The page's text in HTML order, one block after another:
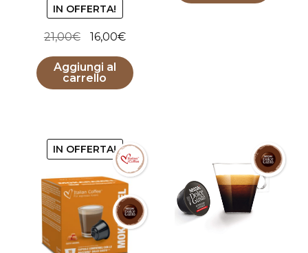
IN OFFERTA!
21,00€
prezzo
originale
era:
16,00€Il
attuale
è:
Aggiungi al
carrello
IN OFFERTA!